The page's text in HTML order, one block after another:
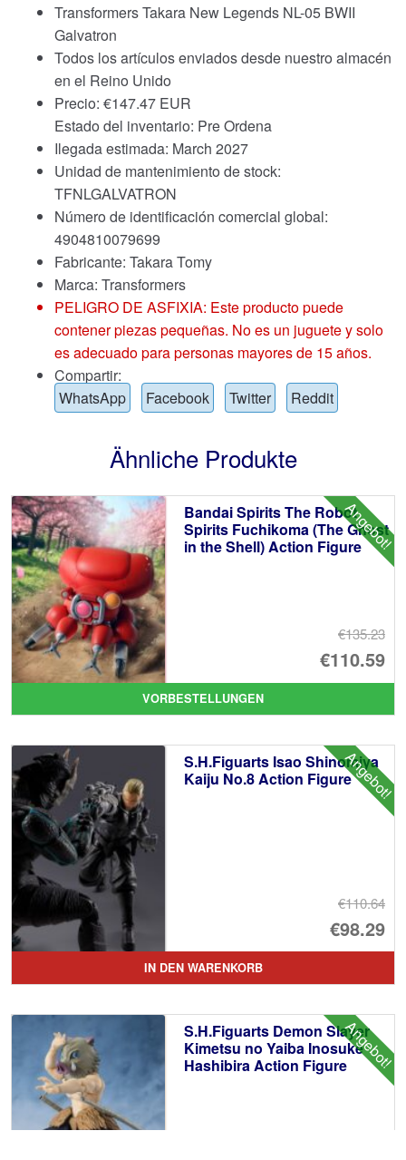
Transformers Takara New Legends NL-05 BWII
Galvatron
Todos los artículos enviados desde nuestro almacén
en el Reino Unido
Precio: €147.47 EUR
Estado del inventario: Pre Ordena
Ilegada estimada: March 2027
Unidad de mantenimiento de stock:
TFNLGALVATRON
Número de identificación comercial global:
4904810079699
Fabricante: Takara Tomy
Marca: Transformers
PELIGRO DE ASFIXIA: Este producto puede
contener piezas pequeñas. No es un juguete y solo
es adecuado para personas mayores de 15 años.
Compartir:
WhatsApp
Facebook Twitter Reddit
Ähnliche Produkte
Angebot!
Bandai Spirits The Robot
Spirits Fuchikoma (The Ghost
in the Shell) Action Figure
€135.23
€110.59
VORBESTELLUNGEN
Angebot!
S.H.Figuarts Isao Shinomiya
Kaiju No.8 Action Figure
€110.64
€98.29
IN DEN WARENKORB
Angebot!
S.H.Figuarts Demon Slayer
Kimetsu no Yaiba Inosuke
Hashibira Action Figure